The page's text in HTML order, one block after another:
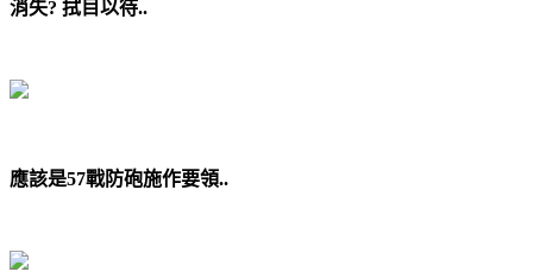
消失? 拭目以待..
應該是57戰防砲施作要領..